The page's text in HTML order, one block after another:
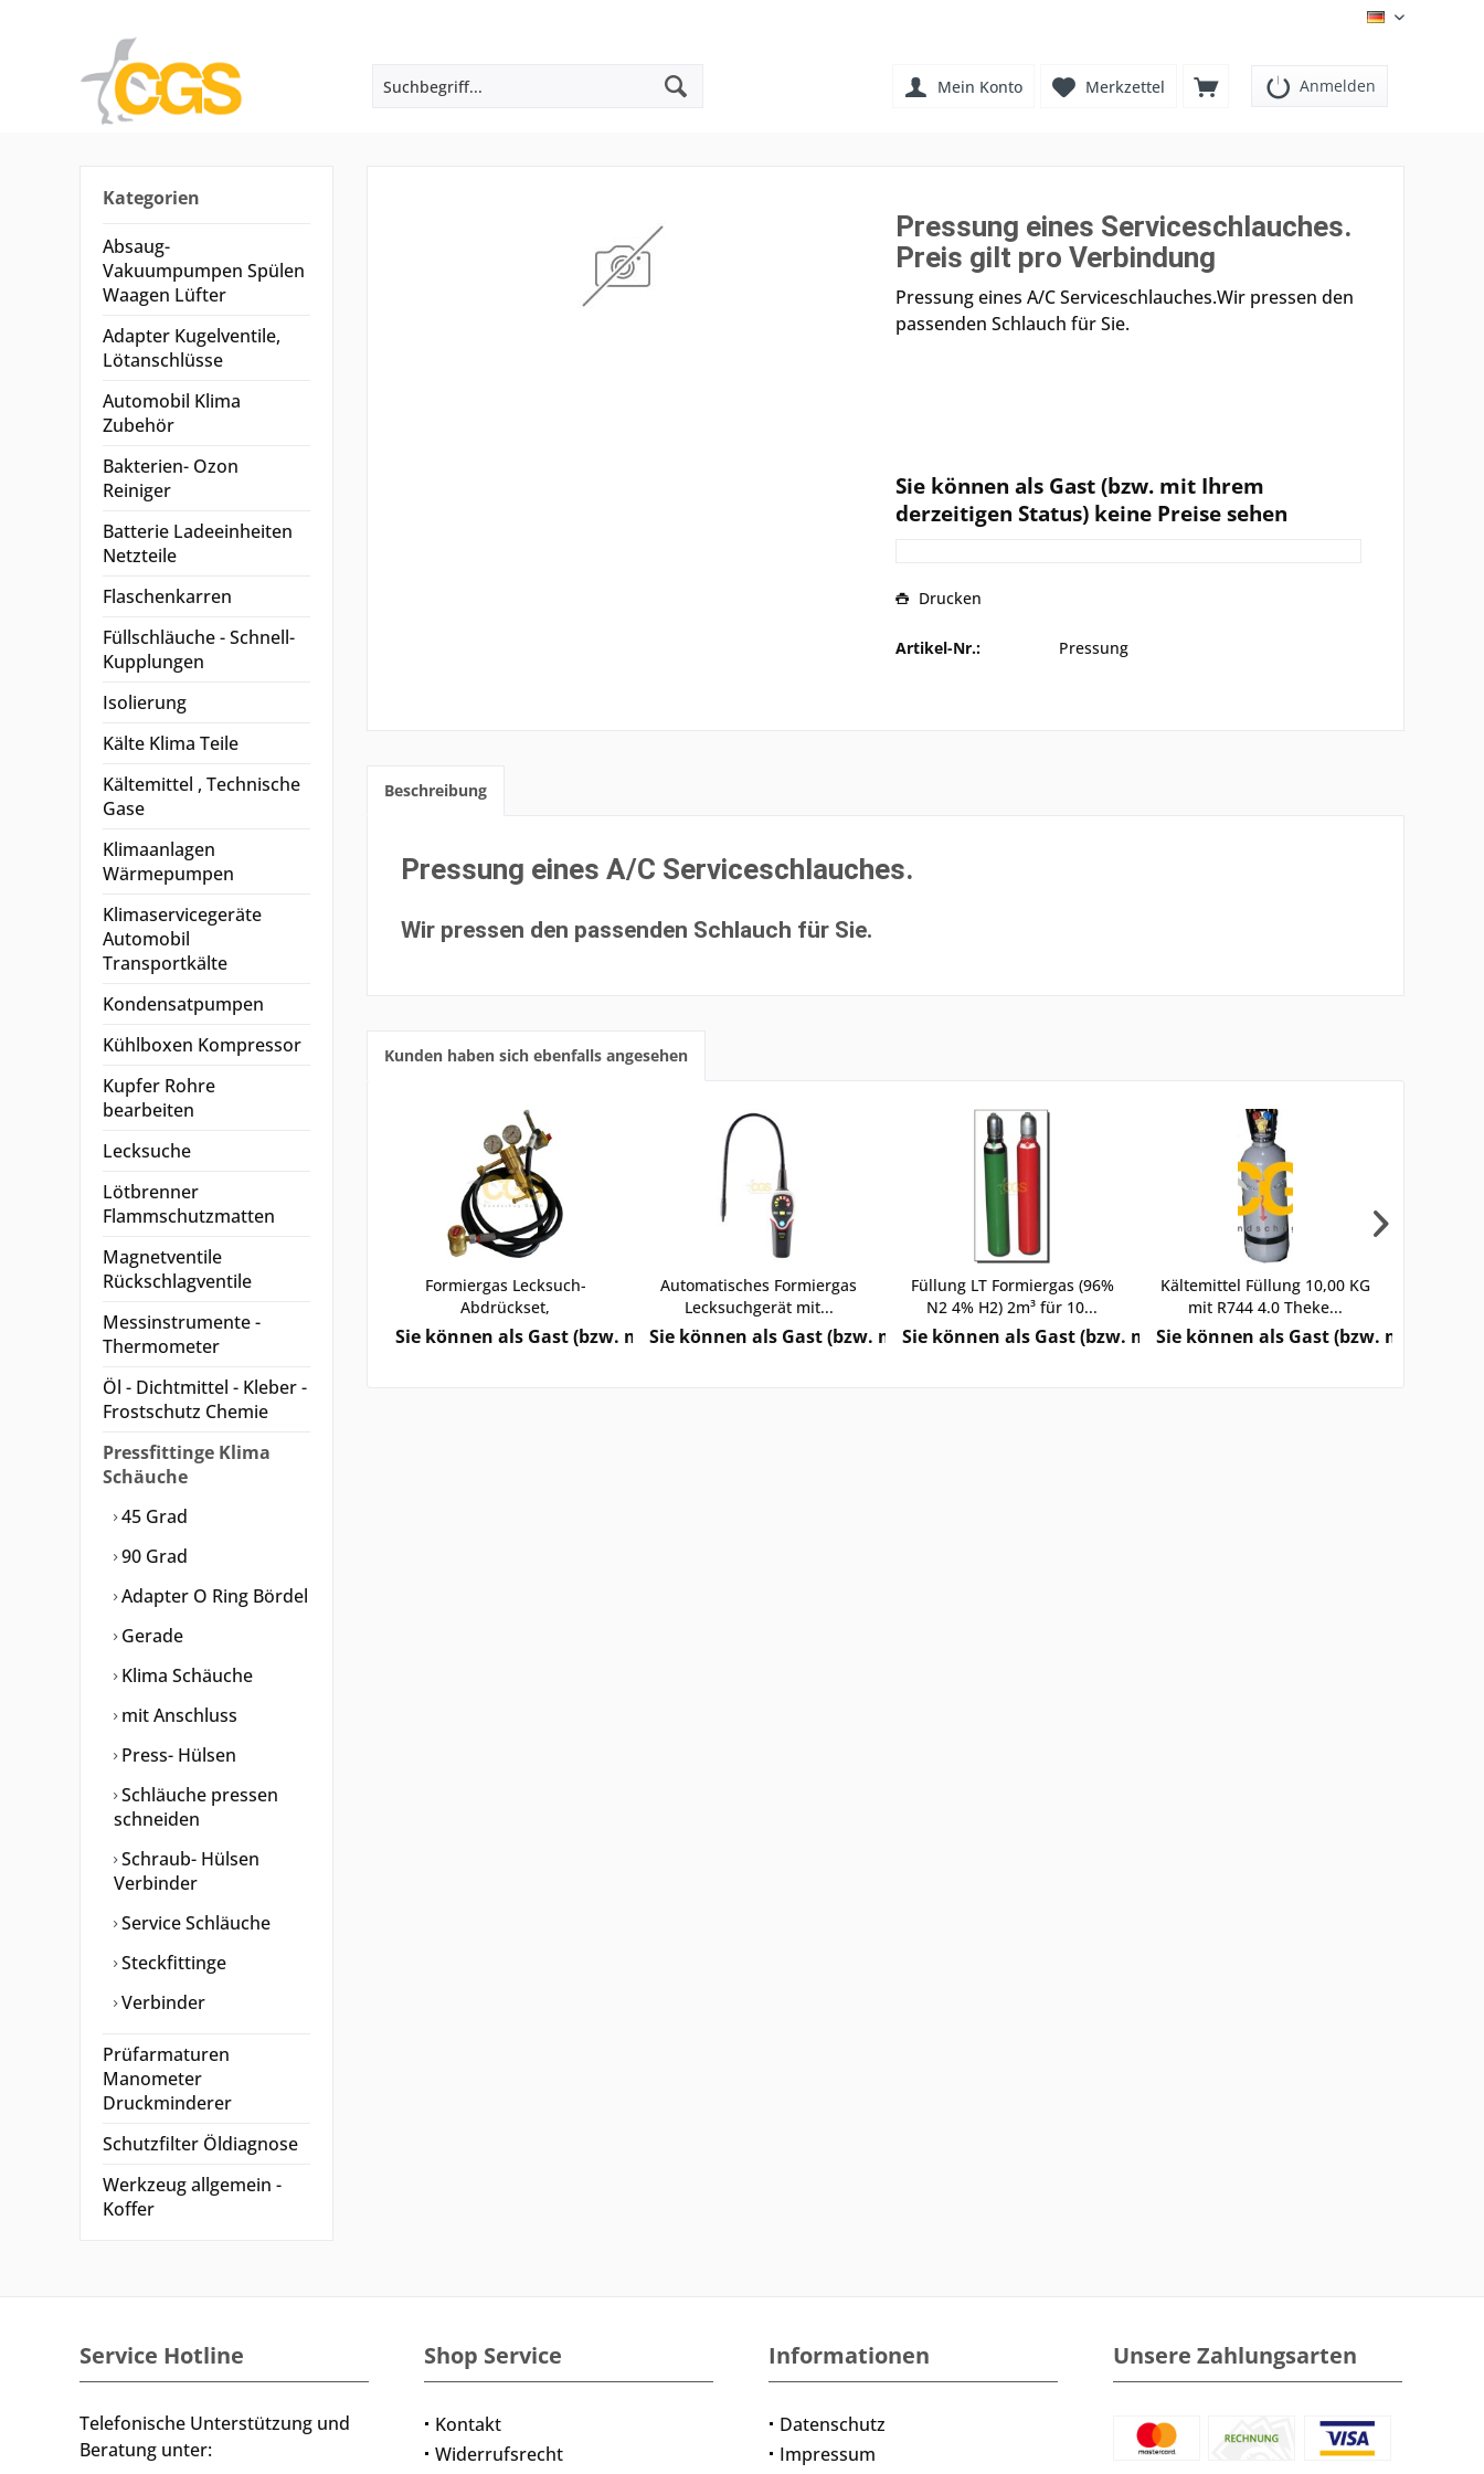
DE
Anmelden
Merkzettel
Mein Konto
Kategorien
Absaug-
Vakuumpumpen Spülen
Waagen Lüfter
Adapter Kugelventile,
Lötanschlüsse
Automobil Klima
Zubehör
Bakterien- Ozon
Reiniger
Batterie Ladeeinheiten
Netzteile
Flaschenkarren
Füllschläuche - Schnell-
Kupplungen
Isolierung
Kälte Klima Teile
Kältemittel , Technische
Gase
Klimaanlagen
Wärmepumpen
Klimaservicegeräte
Automobil
Transportkälte
Kondensatpumpen
Kühlboxen Kompressor
Kupfer Rohre
bearbeiten
Lecksuche
Lötbrenner
Flammschutzmatten
Magnetventile
Rückschlagventile
Messinstrumente -
Thermometer
Öl - Dichtmittel - Kleber -
Frostschutz Chemie
Pressfittinge Klima
Schäuche
45 Grad
90 Grad
Adapter O Ring Bördel
Gerade
Klima Schäuche
mit Anschluss
Press- Hülsen
Schläuche pressen
schneiden
Schraub- Hülsen
Verbinder
Service Schläuche
Steckfittinge
Verbinder
Prüfarmaturen
Manometer
Druckminderer
Schutzfilter Öldiagnose
Werkzeug allgemein -
Koffer
Pressung eines Serviceschlauches.
Preis gilt pro Verbindung
Pressung eines A/C Serviceschlauches.Wir pressen den
passenden Schlauch für Sie.
Sie können als Gast (bzw. mit Ihrem
derzeitigen Status) keine Preise sehen
Drucken
Artikel-Nr.: Pressung
Beschreibung
Pressung eines A/C Serviceschlauches.
Wir pressen den passenden Schlauch für Sie.
Kunden haben sich ebenfalls angesehen
Formiergas Lecksuch-
Abdrückset,
Druckminderer...
Sie können als Gast (bzw. mit Ihrem derzeitigen Status) keine Preise sehen
Automatisches Formiergas
Lecksuchgerät mit...
Sie können als Gast (bzw. mit Ihrem derzeitigen Status) keine Preise sehen
Füllung LT Formiergas (96%
N2 4% H2) 2m³ für 10...
Sie können als Gast (bzw. mit Ihrem derzeitigen Status) keine
Kältemittel Füllung 10,00 KG
mit R744 4.0 Theke...
Sie können als Gast (bzw. mit Ihrem
Service Hotline
Telefonische Unterstützung und
Beratung unter:
Shop Service
Kontakt
Widerrufsrecht
Informationen
Datenschutz
Impressum
Unsere Zahlungsarten